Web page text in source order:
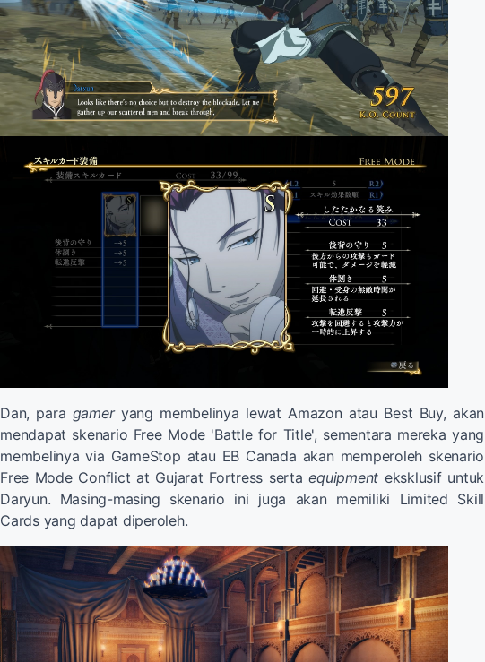
Dan, para gameryang membelinya lewat Amazon atau Best Buy, akan
mendapat skenario Free Mode 'Battle for Title', sementara mereka yang
membelinya via GameStop atau EB Canada akan memperoleh skenario
Free Mode Conflict at Gujarat Fortress sertaequipment eksklusif untuk
Daryun. Masing-masing skenario ini juga akan memiliki Limited Skill
Cards yang dapat diperoleh.